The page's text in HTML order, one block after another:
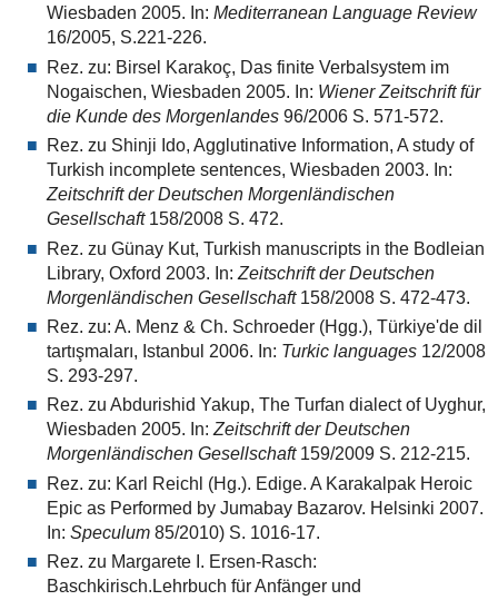
Wiesbaden 2005. In: Mediterranean Language Review
16/2005, S.221-226.
Rez. zu: Birsel Karakoç, Das finite Verbalsystem im
Nogaischen, Wiesbaden 2005. In: Wiener Zeitschrift für
die Kunde des Morgenlandes96/2006 S. 571-572.
Rez. zu Shinji Ido, Agglutinative Information, A study of
Turkish incomplete sentences, Wiesbaden 2003. In:
Zeitschrift der Deutschen Morgenländischen
Gesellschaft158/2008 S. 472.
Rez. zu Günay Kut, Turkish manuscripts in the Bodleian
Library, Oxford 2003. In: Zeitschrift der Deutschen
Morgenländischen Gesellschaft158/2008 S. 472-473.
Rez. zu: A. Menz & Ch. Schroeder (Hgg.), Türkiye'de dil
tartışmaları, Istanbul 2006. In: Turkic languages12/2008
S. 293-297.
Rez. zu Abdurishid Yakup, The Turfan dialect of Uyghur,
Wiesbaden 2005. In:Zeitschrift der Deutschen
Morgenländischen Gesellschaft159/2009 S. 212-215.
Rez. zu: Karl Reichl (Hg.). Edige. A Karakalpak Heroic
Epic as Performed by Jumabay Bazarov. Helsinki 2007.
In: Speculum85/2010) S. 1016-17.
Rez. zu Margarete I. Ersen-Rasch:
Baschkirisch.Lehrbuch für Anfänger und